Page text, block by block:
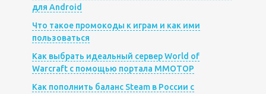
для Android
Что такое промокоды к играм и как ими
пользоваться
Как выбрать идеальный сервер World of
Warcraft с помощью портала MMOTOP
Как пополнить баланс Steam в России с